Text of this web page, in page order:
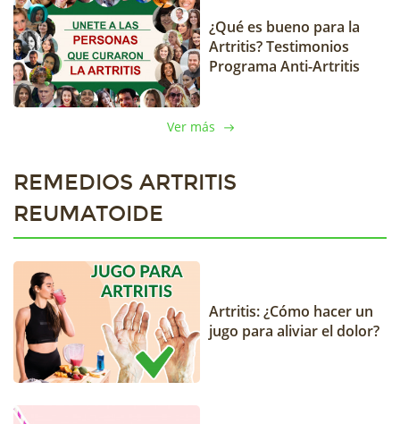
¿Qué es bueno para la
Artritis? Testimonios
Programa Anti-Artritis
Ver más
REMEDIOS ARTRITIS
REUMATOIDE
Artritis: ¿Cómo hacer un
jugo para aliviar el dolor?